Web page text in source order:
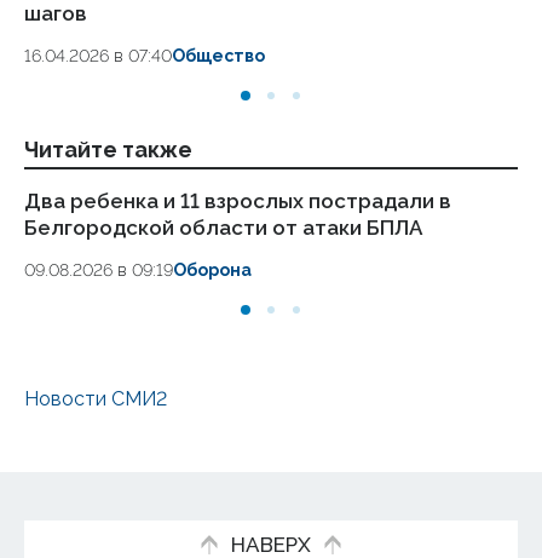
шагов
16.04.2026 в 07:40Общество
Читайте также
Два ребенка и 11 взрослых пострадали в
Белгородской области от атаки БПЛА
09.08.2026 в 09:19Оборона
Новости СМИ2
НАВЕРХ